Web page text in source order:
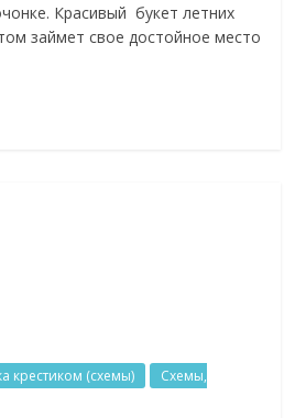
Красивый букет летних
займет свое достойное место
крестиком (схемы)
Схемы,